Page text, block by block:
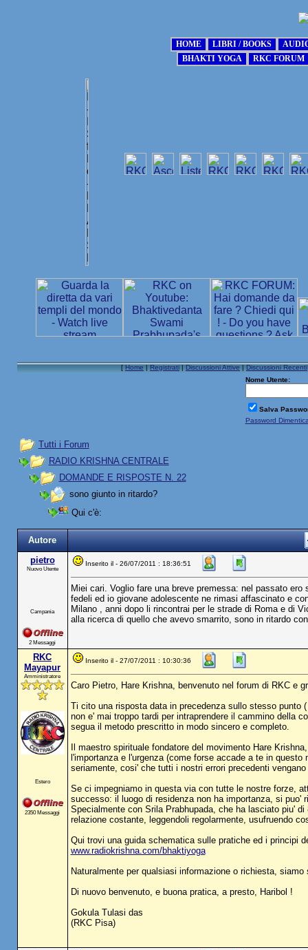
[Home|Registrati|Discussioni Attive|Discussioni Recenti
Nome Utente:
Salva
Password
Tutti i Forum
RADIO KRISHNA CENTRALE
DOMANDE E RISPOSTE N. 22
sono giunto in ritardo?
Qui c'è:
Autore
pietro
Nuovo Utente
Campania
2 Messaggi
Inserito il - 26/07/2011 : 18:36:51
Miei cari. Voglio fare una breve premessa: nel passato
fedeli ed io giovane adolescente ne rimasi affascinato e
Milano , anni dopo li rincontrai per le strade di Roma e di
alla ricerca di quello che avevo smarrito, sono in ritardo
RKC
Mayapur
Amministratore
Estero
2350 Messaggi
Inserito il - 27/07/2011 : 10:30:36
Caro Pietro, Hare Krishna, benvenuto nel forum di RKC e
Ti cito una risposta data in precedenza sullo stesso punto
non e' mai troppo tardi per intraprendere il cammino della
segua il metodo prescritto in modo sincero e completo.
Il maestro spirituale fondatore del movimento Hare
l'importanza e l'urgenza (come forse accade a te in
seriamente, cosi' che tutti i nostri errori precedenti vengano
Se ci impegniamo in questa via con tutte le nostre forze,
successo: il luogo di residenza non ha importanza, si
Specialmente con Srila Prabhupada, che ha lasciato piu'
relazione costante, leggendoli regolarmente, usufruendo
Qui trovi una guida schematica sulle pratiche ed i principi
www.radiokrishna.com/bhaktiyoga
Naturalmente per qualsiasi informazione o richiesta,
Di nuovo benvenuto, e buona pratica, a presto, Haribol !
Gokula Tulasi das
(RKC Pisa)